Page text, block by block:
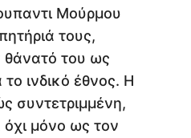
Μούρμου
τους,
θάνατό του ως
ινδικό έθνος. Η
συντετριμμένη,
μόνο ως τον